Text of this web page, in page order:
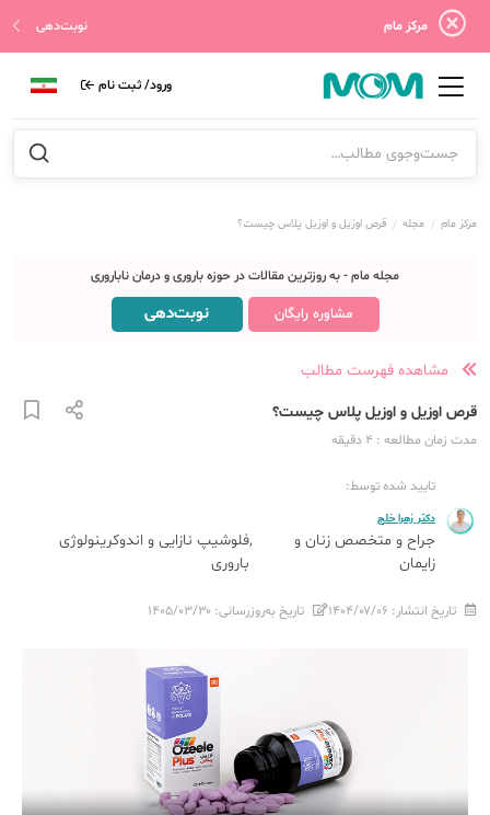
مرکز مام نوبت‌دهی
ورود/ ثبت نام
مرکز مام مجله قرص اوزیل و اوزیل پلاس چیست؟
مجله مام - به روزترین مقالات در حوزه باروری و درمان ناباروری
مشاوره رایگان نوبت‌دهی
مشاهده فهرست مطالب
قرص اوزیل و اوزیل پلاس چیست؟
مدت زمان مطالعه : 4 دقیقه
تایید شده توسط:
دکتر زهرا خلج
جراح و متخصص زنان و
زایمان
فلوشیپ نازایی و اندوکرینولوژی
باروری
تاریخ انتشار: ۱۴۰۴/۰۷/۰۶ تاریخ به‌روزرسانی: ۱۴۰۵/۰۳/۳۰